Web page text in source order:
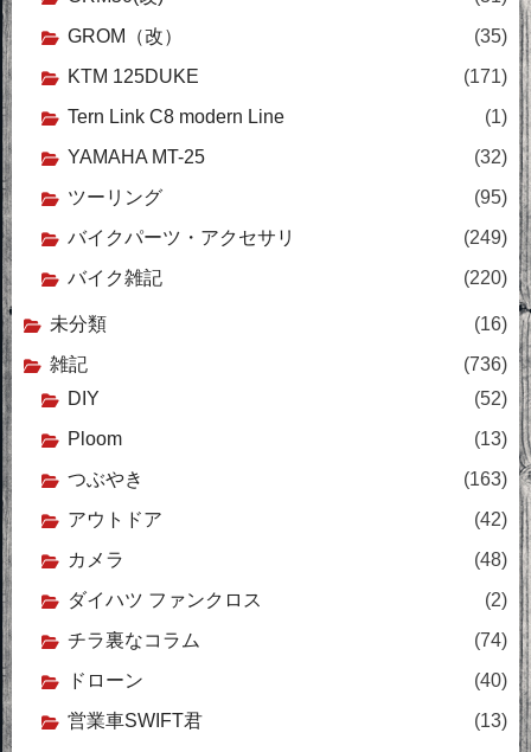
GROM（改）
(35)
KTM 125DUKE
(171)
Tern Link C8 modern Line
(1)
YAMAHA MT-25
(32)
ツーリング
(95)
バイクパーツ・アクセサリ
(249)
バイク雑記
(220)
未分類
(16)
雑記
(736)
DIY
(52)
Ploom
(13)
つぶやき
(163)
アウトドア
(42)
カメラ
(48)
ダイハツ ファンクロス
(2)
チラ裏なコラム
(74)
ドローン
(40)
営業車SWIFT君
(13)